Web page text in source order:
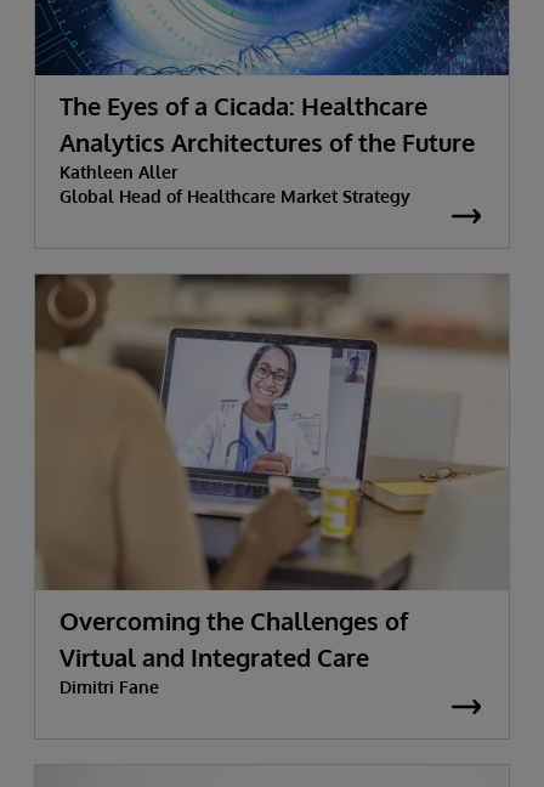
The Eyes of a Cicada: Healthcare
Analytics Architectures of the Future
Kathleen Aller
Global Head of Healthcare Market Strategy
Overcoming the Challenges of
Virtual and Integrated Care
Dimitri Fane